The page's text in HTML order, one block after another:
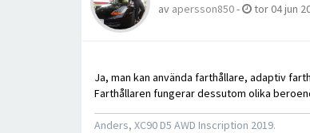
av apersson850- tor 04 jun
Ja, man kan använda farthållare, adaptiv
Farthållaren fungerar dessutom olika
Anders, XC90 D5 AWD Inscription 2019.